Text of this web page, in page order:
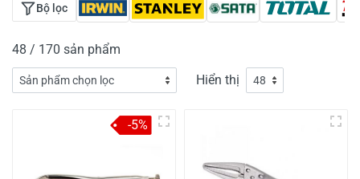
Bộ lọc
48 / 170 sản phẩm
Hiển thị
-5%